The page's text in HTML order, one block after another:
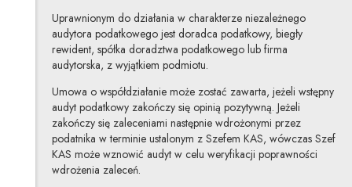
Uprawnionym do działania w charakterze niezależnego
audytora podatkowego jest doradca podatkowy, biegły
rewident, spółka doradztwa podatkowego lub firma
audytorska, z wyjątkiem podmiotu.
Umowa o współdziałanie może zostać zawarta, jeżeli wstępny
audyt podatkowy zakończy się opinią pozytywną. Jeżeli
zakończy się zaleceniami następnie wdrożonymi przez
podatnika w terminie ustalonym z Szefem KAS, wówczas Szef
KAS może wznowić audyt w celu weryfikacji poprawności
wdrożenia zaleceń.